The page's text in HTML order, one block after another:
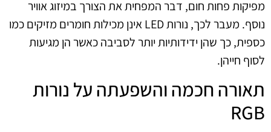
מפיקות פחות חום, דבר המפחית את הצורך במיזוג אוויר
נוסף. מעבר לכך, נורות LED אינן מכילות חומרים מזיקים כמו
כספית, כך שהן ידידותיות יותר לסביבה כאשר הן מגיעות
לסוף חייהן.
תאורה חכמה והשפעתה על נורות
RGB